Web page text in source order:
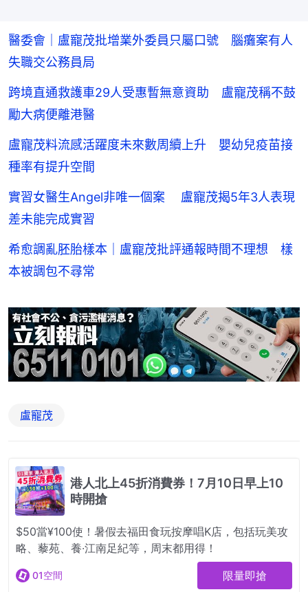
醫委會｜盧寵茂批增業外委員只屬口號 腦癱案有人
失職交公務員局
跨境直通救護車29人受惠暫無意資助 盧寵茂稱不鼓
勵大病便離港醫
盧寵茂料流感活躍度未來數周續上升 嬰幼兒疫苗接
種率有提升空間
實習女醫生Angel非唯一個案 盧寵茂揭5年3人表現
差未能完成實習
希愈調亂胚胎樣本｜盧寵茂批評通報時間不理想 樣
本被調包不尋常
盧寵茂